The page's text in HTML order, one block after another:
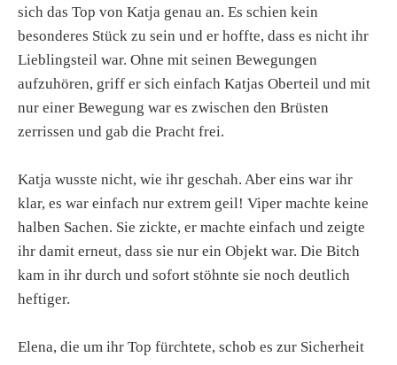
sich das Top von Katja genau an. Es schien kein
besonderes Stück zu sein und er hoffte, dass es nicht ihr
Lieblingsteil war. Ohne mit seinen Bewegungen
aufzuhören, griff er sich einfach Katjas Oberteil und mit
nur einer Bewegung war es zwischen den Brüsten
zerrissen und gab die Pracht frei.
Katja wusste nicht, wie ihr geschah. Aber eins war ihr
klar, es war einfach nur extrem geil! Viper machte keine
halben Sachen. Sie zickte, er machte einfach und zeigte
ihr damit erneut, dass sie nur ein Objekt war. Die Bitch
kam in ihr durch und sofort stöhnte sie noch deutlich
heftiger.
Elena, die um ihr Top fürchtete, schob es zur Sicherheit